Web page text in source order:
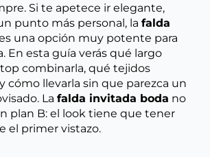
Si te apetece ir elegante,
punto más personal, la falda
una opción muy potente para
En esta guía verás qué largo
combinarla, qué tejidos
cómo llevarla sin que parezca un
La falda invitada boda no
plan B: el look tiene que tener
el primer vistazo.